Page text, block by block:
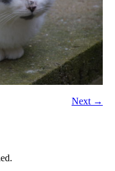
Next →